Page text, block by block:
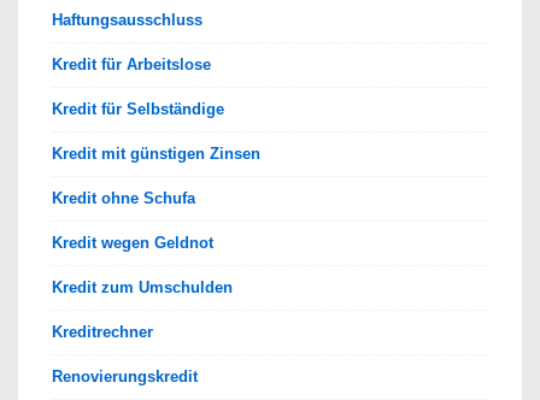
Haftungsausschluss
Kredit für Arbeitslose
Kredit für Selbständige
Kredit mit günstigen Zinsen
Kredit ohne Schufa
Kredit wegen Geldnot
Kredit zum Umschulden
Kreditrechner
Renovierungskredit